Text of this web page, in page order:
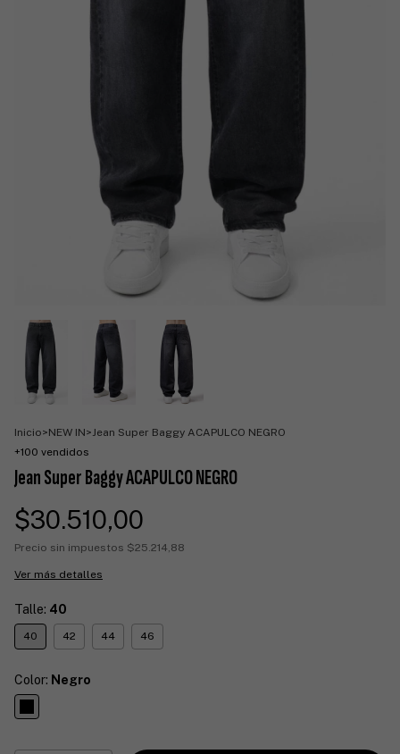
Inicio>NEW IN>Jean Super Baggy ACAPULCO NEGRO
+100 vendidos
Jean Super Baggy ACAPULCO NEGRO
$30.510,00
Precio sin impuestos $25.214,88
Ver más detalles
Talle: 40
40 42 44 46
Color: Negro